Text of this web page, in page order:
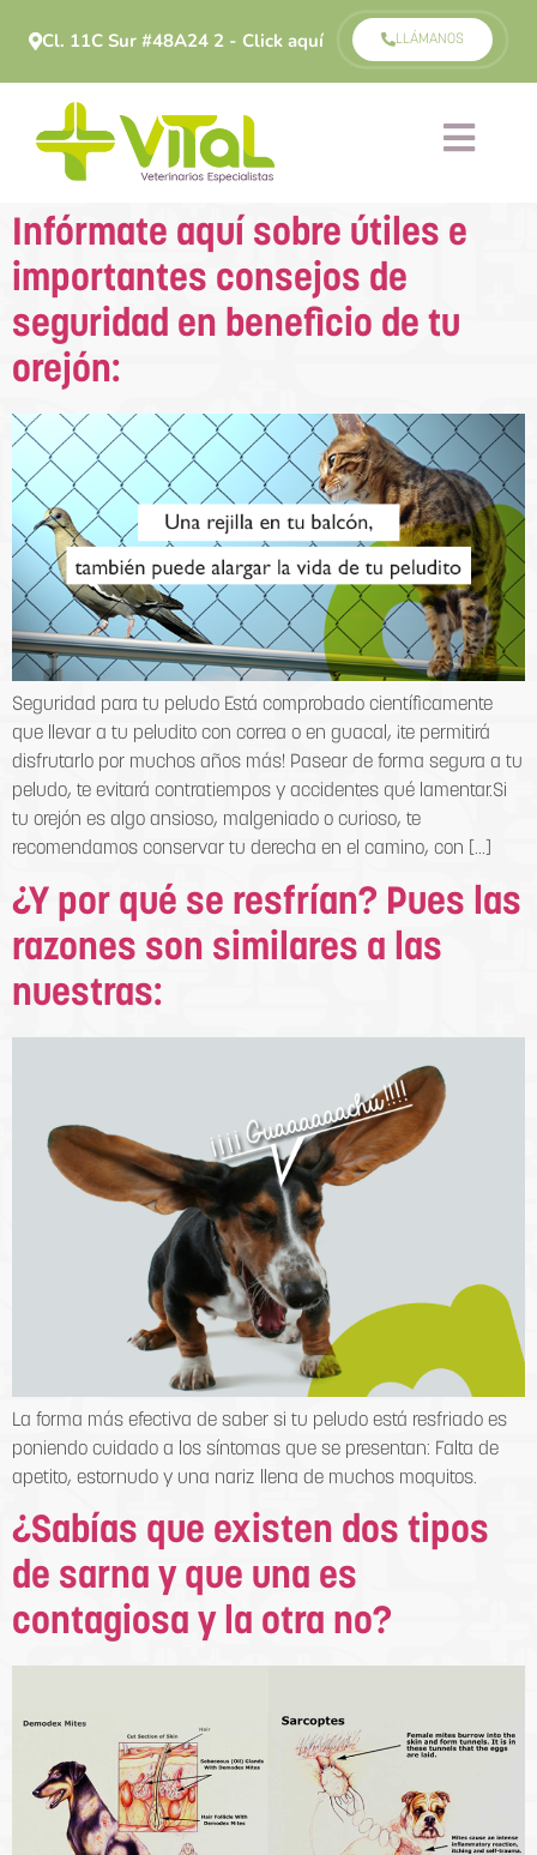
Cl. 11C Sur #48A24 2 - Click aquí LLÁMANOS
Infórmate aquí sobre útiles e
importantes consejos de
seguridad en beneficio de tu
orejón:
Seguridad para tu peludo Está comprobado científicamente
que llevar a tu peludito con correa o en guacal, ¡te permitirá
disfrutarlo por muchos años más! Pasear de forma segura a tu
peludo, te evitará contratiempos y accidentes qué lamentar.Si
tu orejón es algo ansioso, malgeniado o curioso, te
recomendamos conservar tu derecha en el camino, con […]
¿Y por qué se resfrían? Pues las
razones son similares a las
nuestras:
La forma más efectiva de saber si tu peludo está resfriado es
poniendo cuidado a los síntomas que se presentan: Falta de
apetito, estornudo y una nariz llena de muchos moquitos.
¿Sabías que existen dos tipos
de sarna y que una es
contagiosa y la otra no?